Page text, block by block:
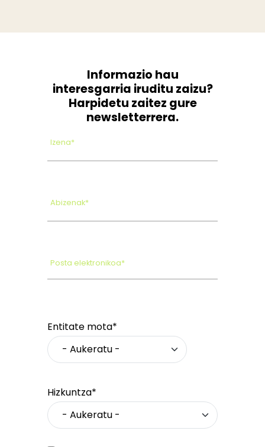
Informazio hau
interesgarria iruditu zaizu?
Harpidetu zaitez gure
newsletterrera.
Izena*
Abizenak*
Posta elektronikoa*
Entitate mota*
Hizkuntza*